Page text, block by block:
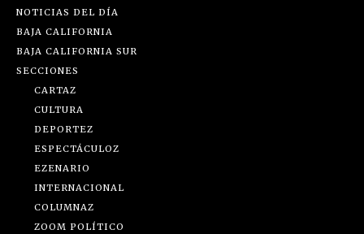
NOTICIAS DEL DÍA
BAJA CALIFORNIA
BAJA CALIFORNIA SUR
SECCIONES
CARTAZ
CULTURA
DEPORTEZ
ESPECTÁCULOZ
EZENARIO
INTERNACIONAL
COLUMNAZ
ZOOM POLÍTICO